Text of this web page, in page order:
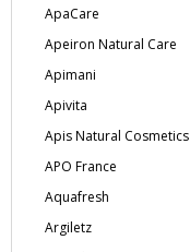
ApaCare
Apeiron Natural Care
Apimani
Apivita
Apis Natural Cosmetics
APO France
Aquafresh
Argiletz